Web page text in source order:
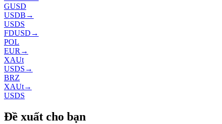
GUSD
USDB →
USDS
FDUSD →
POL
EUR →
XAUt
USDS →
BRZ
XAUt→
USDS
Đề xuất cho bạn